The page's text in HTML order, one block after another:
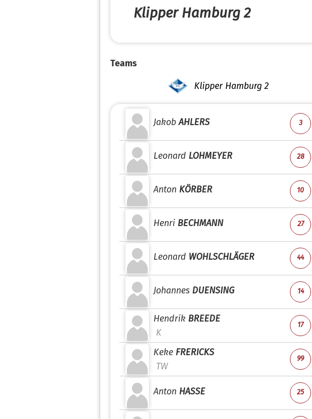
Klipper Hamburg 2
Teams
Klipper Hamburg 2
Jakob AHLERS 3
Leonard LOHMEYER 28
Anton KÖRBER 10
Henri BECHMANN 27
Leonard WOHLSCHLÄGER 44
Johannes DUENSING 14
Hendrik BREEDE
K
17
Keke FRERICKS
TW
99
Anton HASSE 25